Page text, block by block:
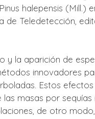
halepensis (Mill.)
de Teledetección,
y la aparición de
innovadores
Estos
masas por sequías
de otro